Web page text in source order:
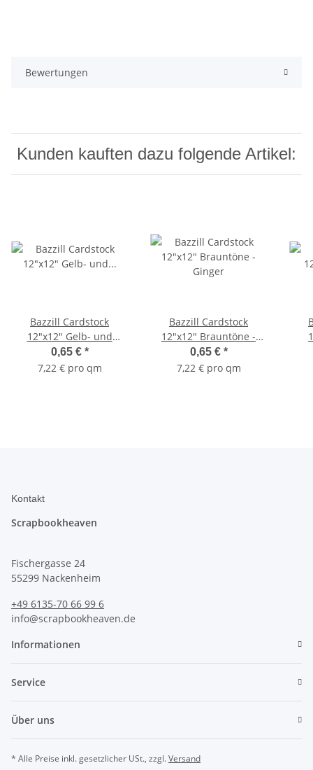
Bewertungen
Kunden kauften dazu folgende Artikel:
Bazzill Cardstock
12"x12" Gelb- und
Orangetöne - Cool
Cantaloupe
0,65 € *
7,22 € pro qm
Bazzill Cardstock
12"x12" Brauntöne -
Ginger
0,65 € *
7,22 € pro qm
Kontakt
Scrapbookheaven
Fischergasse 24
55299 Nackenheim
+49 6135-70 66 99 6
info@scrapbookheaven.de
Informationen
Service
Über uns
* Alle Preise inkl. gesetzlicher USt., zzgl.Versand